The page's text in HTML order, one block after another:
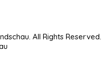
All Rights Reserved.